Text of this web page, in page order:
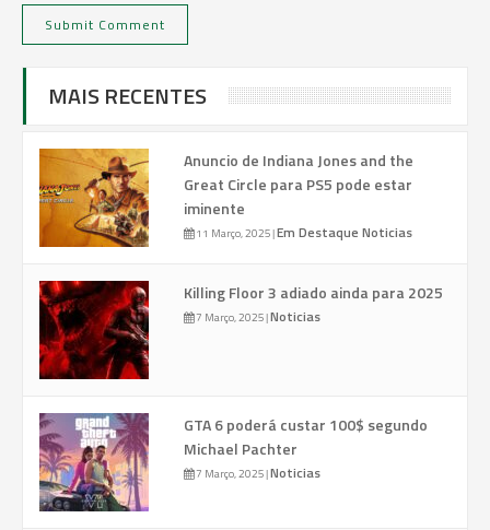
MAIS RECENTES
Anuncio de Indiana Jones and the
Great Circle para PS5 pode estar
iminente
11 Março, 2025|Em Destaque Noticias
Killing Floor 3 adiado ainda para 2025
7 Março, 2025|Noticias
GTA 6 poderá custar 100$ segundo
Michael Pachter
7 Março, 2025|Noticias